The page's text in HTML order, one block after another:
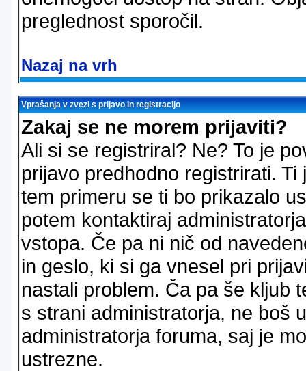
preglednost sporočil.
Nazaj na vrh
Vprašanja v zvezi s prijavo in registracijo
Zakaj se ne morem prijaviti?
Ali si se registriral? Ne? To je
prijavo predhodno registrirati.
tem primeru se ti bo prikazalo
potem kontaktiraj
vstopa. Če pa ni nič od
in geslo, ki si ga vnesel pri
nastali problem. Ča pa še kljub
s strani administratorja, ne boš
administratorja foruma, saj je
ustrezne.